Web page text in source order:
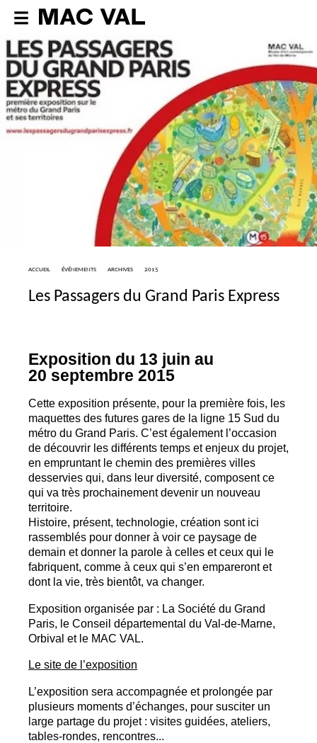
ACCUEIL ÉVÉNEMENTS ARCHIVES 2015
Les Passagers du Grand Paris Express
Exposition du 13 juin au
20 septembre 2015
Cette exposition présente, pour la première fois, les
maquettes des futures gares de la ligne 15 Sud du
métro du Grand Paris. C’est également l’occasion
de découvrir les différents temps et enjeux du projet,
en empruntant le chemin des premières villes
desservies qui, dans leur diversité, composent ce
qui va très prochainement devenir un nouveau
territoire.
Histoire, présent, technologie, création sont ici
rassemblés pour donner à voir ce paysage de
demain et donner la parole à celles et ceux qui le
fabriquent, comme à ceux qui s’en empareront et
dont la vie, très bientôt, va changer.
Exposition organisée par : La Société du Grand
Paris, le Conseil départemental du Val-de-Marne,
Orbival et le MAC VAL.
Le site de l’exposition
L’exposition sera accompagnée et prolongée par
plusieurs moments d’échanges, pour susciter un
large partage du projet : visites guidées, ateliers,
tables-rondes, rencontres...